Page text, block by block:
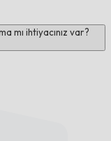
mı ihtiyacınız var?